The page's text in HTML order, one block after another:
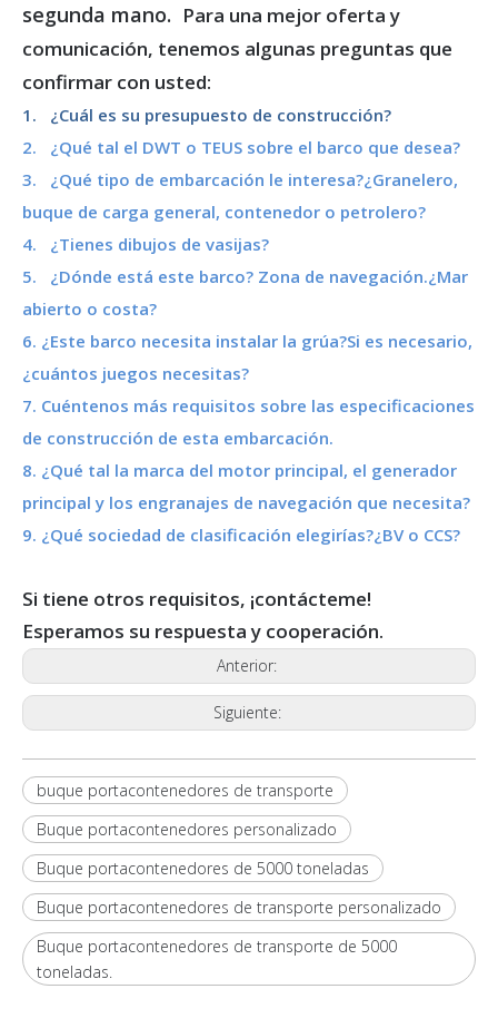
segunda mano. Para una mejor oferta y
comunicación, tenemos algunas preguntas que
confirmar con usted:
1. ¿Cuál es su presupuesto de construcción?
2. ¿Qué tal el DWT o TEUS sobre el barco que desea?
3. ¿Qué tipo de embarcación le interesa?¿Granelero,
buque de carga general, contenedor o petrolero?
4. ¿Tienes dibujos de vasijas?
5. ¿Dónde está este barco? Zona de navegación.¿Mar
abierto o costa?
6. ¿Este barco necesita instalar la grúa?Si es necesario,
¿cuántos juegos necesitas?
7. Cuéntenos más requisitos sobre las especificaciones
de construcción de esta embarcación.
8. ¿Qué tal la marca del motor principal, el generador
principal y los engranajes de navegación que necesita?
9. ¿Qué sociedad de clasificación elegirías?¿BV o CCS?
Si tiene otros requisitos, ¡contácteme!
Esperamos su respuesta y cooperación.
Anterior:
Siguiente:
buque portacontenedores de transporte
Buque portacontenedores personalizado
Buque portacontenedores de 5000 toneladas
Buque portacontenedores de transporte personalizado
Buque portacontenedores de transporte de 5000
toneladas.